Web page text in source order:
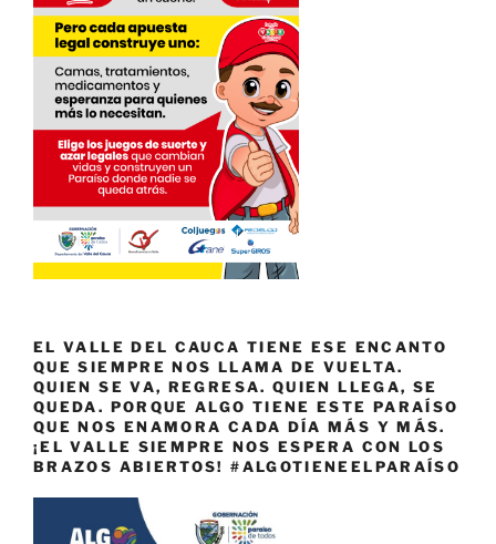
EL VALLE DEL CAUCA TIENE ESE ENCANTO
QUE SIEMPRE NOS LLAMA DE VUELTA.
QUIEN SE VA, REGRESA. QUIEN LLEGA, SE
QUEDA. PORQUE ALGO TIENE ESTE PARAÍSO
QUE NOS ENAMORA CADA DÍA MÁS Y MÁS.
¡EL VALLE SIEMPRE NOS ESPERA CON LOS
BRAZOS ABIERTOS! #ALGOTIENEELPARAÍSO